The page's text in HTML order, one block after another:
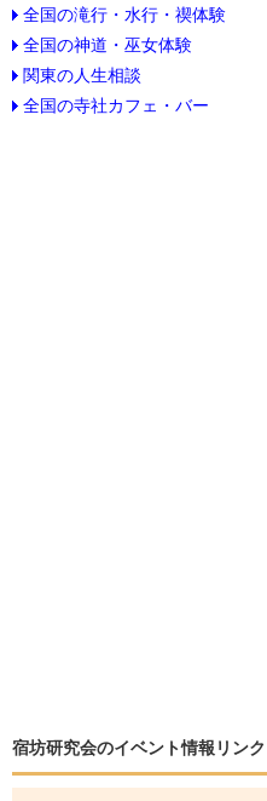
全国の滝行・水行・禊体験
全国の神道・巫女体験
関東の人生相談
全国の寺社カフェ・バー
宿坊研究会のイベント情報リンク